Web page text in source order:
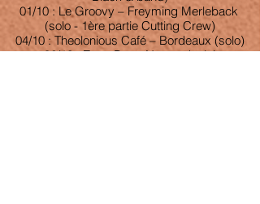
01/10 : Le Groovy – Freyming Merleback
(solo - 1ère partie Cutting Crew)
04/10 : Theolonious Café – Bordeaux (solo)
06/10 : Zygo Bar – Nantes (solo)